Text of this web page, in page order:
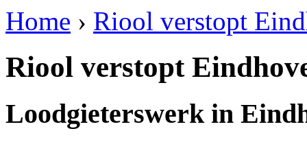
Home › Riool verstopt
Riool verstopt
Loodgieterswerk in